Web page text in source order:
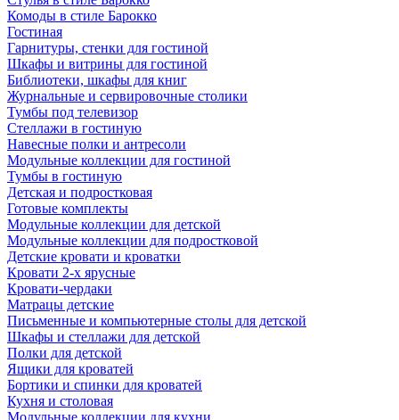
Комоды в стиле Барокко
Гостиная
Гарнитуры, стенки для гостиной
Шкафы и витрины для гостиной
Библиотеки, шкафы для книг
Журнальные и сервировочные столики
Тумбы под телевизор
Стеллажи в гостиную
Навесные полки и антресоли
Модульные коллекции для гостиной
Тумбы в гостиную
Детская и подростковая
Готовые комплекты
Модульные коллекции для детской
Модульные коллекции для подростковой
Детские кровати и кроватки
Кровати 2-х ярусные
Кровати-чердаки
Матрацы детские
Письменные и компьютерные столы для детской
Шкафы и стеллажи для детской
Полки для детской
Ящики для кроватей
Бортики и спинки для кроватей
Кухня и столовая
Модульные коллекции для кухни